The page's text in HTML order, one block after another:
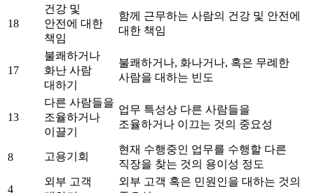
18
건강 및
안전에 대한
책임
함께 근무하는 사람의 건강 및 안전에
대한 책임
17
불쾌하거나
화난 사람
대하기
불쾌하거나, 화나거나, 혹은 무례한
사람을 대하는 빈도
13
다른 사람들을
조율하거나
이끌기
업무 특성상 다른 사람들을
조율하거나 이끄는 것의 중요성
8 고용기회
현재 수행중인 업무를 수행할 다른
직장을 찾는 것의 용이성 정도
4
외부 고객
외부 고객 혹은 민원인을 대하는 것의